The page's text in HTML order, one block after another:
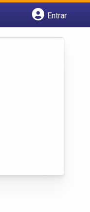
Entrar